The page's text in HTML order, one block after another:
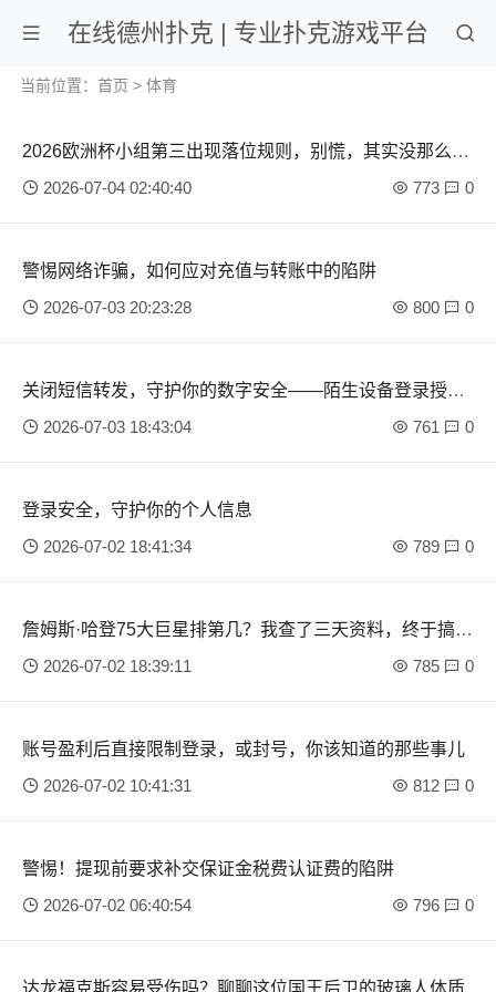
在线德州扑克 | 专业扑克游戏平台
当前位置： 首页 > 体育
2026欧洲杯小组第三出现落位规则，别慌，其实没那么复
杂 2026-07-04 02:40:40 773 0
警惕网络诈骗，如何应对充值与转账中的陷阱
2026-07-03 20:23:28
800 0
关闭短信转发，守护你的数字安全——陌生设备登录授权
的实用指南
2026-07-03 18:43:04 761 0
登录安全，守护你的个人信息
2026-07-02 18:41:34
789 0
詹姆斯·哈登75大巨星排第几？我查了三天资料，终于搞明
白了2026-07-02 18:39:11 785 0
账号盈利后直接限制登录，或封号，你该知道的那些事儿
2026-07-02 10:41:31
812 0
警惕！提现前要求补交保证金税费认证费的陷阱
2026-07-02 06:40:54
796 0
达龙福克斯容易受伤吗？聊聊这位国王后卫的玻璃人体质